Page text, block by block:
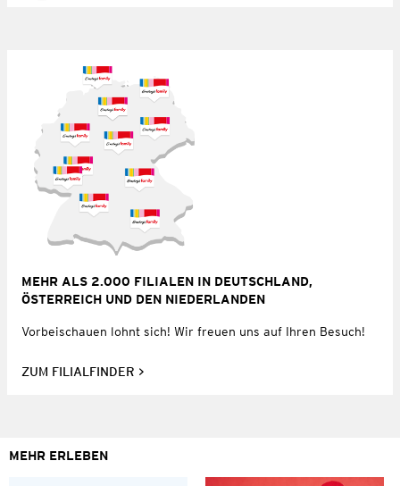
MEHR ALS 2.000 FILIALEN IN DEUTSCHLAND,
ÖSTERREICH UND DEN NIEDERLANDEN
Vorbeischauen lohnt sich! Wir freuen uns auf Ihren Besuch!
ZUM FILIALFINDER
MEHR ERLEBEN